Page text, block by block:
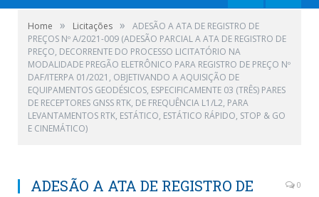
Home » Licitações »
ADESÃO A ATA DE REGISTRO DE
PREÇOS Nº A/2021-009 (ADESÃO PARCIAL A ATA DE REGISTRO DE
PREÇO, DECORRENTE DO PROCESSO LICITATÓRIO NA
MODALIDADE PREGÃO ELETRÔNICO PARA REGISTRO DE PREÇO Nº
DAF/ITERPA 01/2021, OBJETIVANDO A AQUISIÇÃO DE
EQUIPAMENTOS GEODÉSICOS, ESPECIFICAMENTE 03 (TRÊS) PARES
DE RECEPTORES GNSS RTK, DE FREQUÊNCIA L1/L2, PARA
LEVANTAMENTOS RTK, ESTÁTICO, ESTÁTICO RÁPIDO, STOP & GO
E CINEMÁTICO)
ADESÃO A ATA DE REGISTRO DE
0